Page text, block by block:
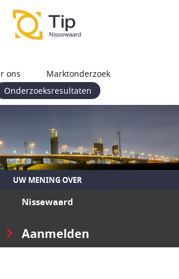
ons
Marktonderzoek
Onderzoeksresultaten
UW MENING OVER
Nissewaard
Aanmelden